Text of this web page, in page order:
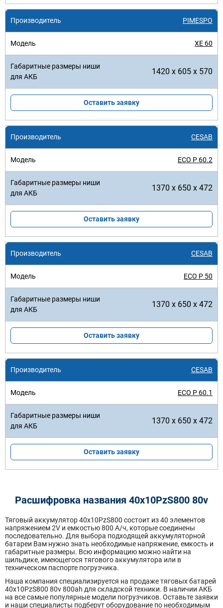
PIMESPO
XE 60
1420 x 605 x 570
Оставить заявку
CESAB
ECO P 60.2
1370 x 650 x 472
Оставить заявку
CESAB
ECO P 50
1370 x 650 x 472
Оставить заявку
CESAB
ECO P 60.1
1370 x 650 x 472
Оставить заявку
Расшифровка названия 40х10PzS800 80v
Тяговый аккумулятор 40x10PzS800 состоит из 40 элементов
напряжением 2V и емкостью 800 А/ч, которые соединены
последовательно. Для выбора подходящей аккумуляторной
батареи Вам нужно знать необходимые напряжение, емкость и
габаритные размеры. Всю информацию можно найти на
шильдике, имеющегося тягового аккумулятора или в
техническом паспорте погрузчика.
Наша компания специализируется на продаже тяговых батарей
40х10PzS800 80v 800ah для складской техники. В наличии АКБ
на все самые популярные модели погрузчиков. Оставьте заявки
и наши специалисты подберут оборудование по необходимым